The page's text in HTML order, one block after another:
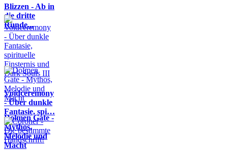
Blizzen - Ab in
die dritte
Runde...
Voidceremony
- Über dunkle
Fantasie, spi…
Dolmen Gate -
Mythos,
Melodie und
Macht